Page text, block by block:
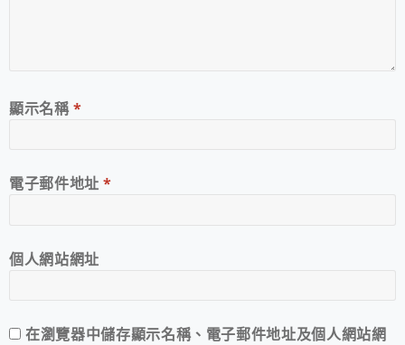
顯示名稱*
電子郵件地址*
個人網站網址
在瀏覽器中儲存顯示名稱、電子郵件地址及個人網站網